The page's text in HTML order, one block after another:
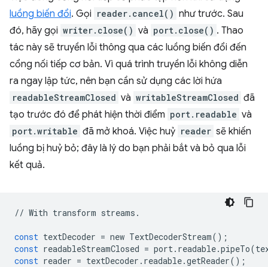
luồng biến đổi. Gọi reader.cancel() như trước. Sau
đó, hãy gọi writer.close() và port.close() . Thao
tác này sẽ truyền lỗi thông qua các luồng biến đổi đến
cổng nối tiếp cơ bản. Vì quá trình truyền lỗi không diễn
ra ngay lập tức, nên bạn cần sử dụng các lời hứa
readableStreamClosed và writableStreamClosed đã
tạo trước đó để phát hiện thời điểm port.readable và
port.writable đã mở khoá. Việc huỷ reader sẽ khiến
luồng bị huỷ bỏ; đây là lý do bạn phải bắt và bỏ qua lỗi
kết quả.
// With transform streams .
const textDecoder = new TextDecoderStream();
const readableStreamClosed = port. readable.pipeTo(
const reader = textDecoder . readable.getReader();